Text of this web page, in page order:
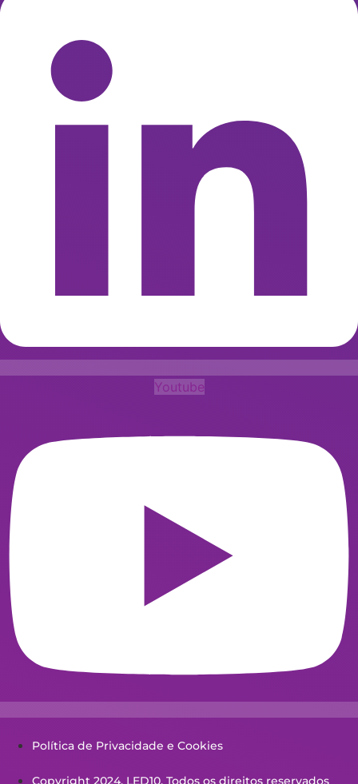
Youtube
Política de Privacidade e Cookies
Copyright 2024. LED10. Todos os direitos reservados